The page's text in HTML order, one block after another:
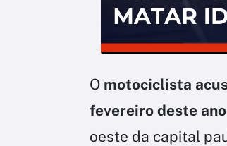
O motociclista
fevereiro deste
oeste da capital